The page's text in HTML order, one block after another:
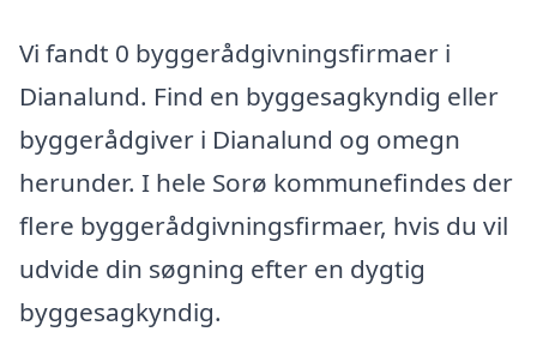
Vi fandt 0 byggerådgivningsfirmaer i
Dianalund. Find en byggesagkyndig eller
byggerådgiver i Dianalund og omegn
herunder. I hele Sorø kommunefindes der
flere byggerådgivningsfirmaer, hvis du vil
udvide din søgning efter en dygtig
byggesagkyndig.